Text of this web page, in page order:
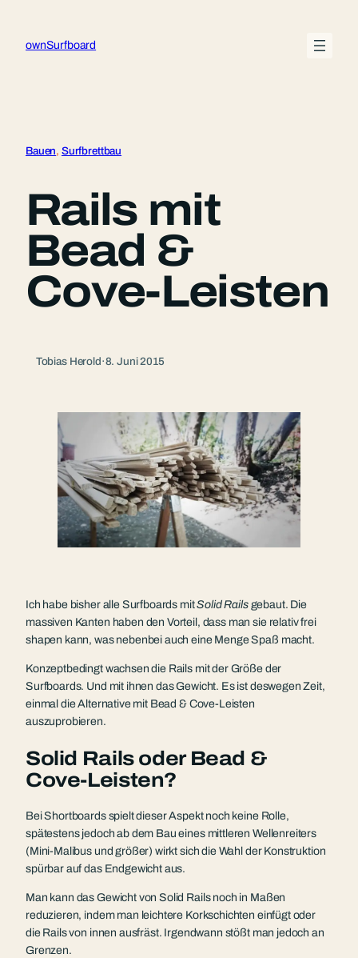
springen
ownSurfboard
Bauen, Surfbrettbau
Rails mit
Bead &
Cove-Leisten
Tobias Herold·8. Juni 2015
Ich habe bisher alle Surfboards mitSolid Rails gebaut. Die
massiven Kanten haben den Vorteil, dass man sie relativ frei
shapen kann, was nebenbei auch eine Menge Spaß macht.
Konzeptbedingt wachsen die Rails mit der Größe der
Surfboards. Und mit ihnen das Gewicht. Es ist deswegen Zeit,
einmal die Alternative mit Bead & Cove-Leisten
auszuprobieren.
Solid Rails oder Bead &
Cove-Leisten?
Bei Shortboards spielt dieser Aspekt noch keine Rolle,
spätestens jedoch ab dem Bau eines mittleren Wellenreiters
(Mini-Malibus und größer) wirkt sich die Wahl der Konstruktion
spürbar auf das Endgewicht aus.
Man kann das Gewicht von Solid Rails noch in Maßen
reduzieren, indem man leichtere Korkschichten einfügt oder
die Rails von innen ausfräst. Irgendwann stößt man jedoch an
Grenzen.